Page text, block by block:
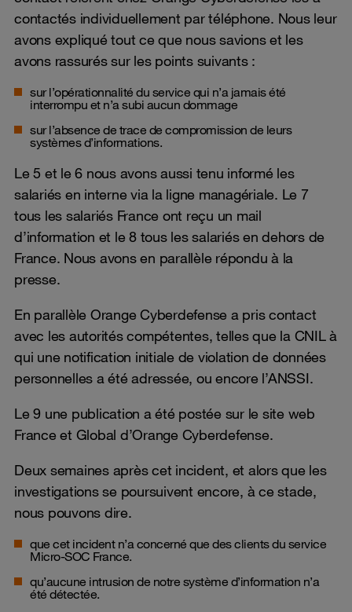
contactés individuellement par téléphone. Nous leur
avons expliqué tout ce que nous savions et les
avons rassurés sur les points suivants :
sur l’opérationnalité du service qui n’a jamais été
interrompu et n’a subi aucun dommage
sur l’absence de trace de compromission de leurs
systèmes d’informations.
Le 5 et le 6 nous avons aussi tenu informé les
salariés en interne via la ligne managériale. Le 7
tous les salariés France ont reçu un mail
d’information et le 8 tous les salariés en dehors de
France. Nous avons en parallèle répondu à la
presse.
En parallèle Orange Cyberdefense a pris contact
avec les autorités compétentes, telles que la CNIL à
qui une notification initiale de violation de données
personnelles a été adressée, ou encore l’ANSSI.
Le 9 une publication a été postée sur le site web
France et Global d’Orange Cyberdefense.
Deux semaines après cet incident, et alors que les
investigations se poursuivent encore, à ce stade,
nous pouvons dire.
que cet incident n’a concerné que des clients du service
Micro-SOC France.
qu’aucune intrusion de notre système d’information n’a
été détectée.